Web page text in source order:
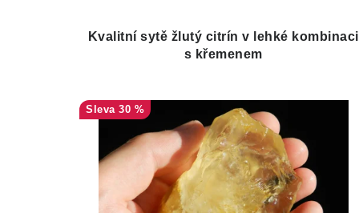
Kvalitní sytě žlutý citrín v lehké kombinaci
s křemenem
30 %